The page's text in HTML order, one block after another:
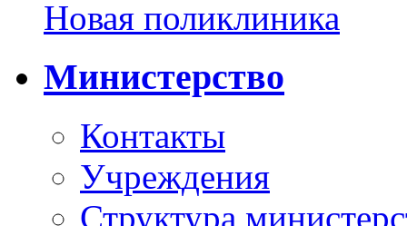
Новая поликлиника
Министерство
Контакты
Учреждения
Структура